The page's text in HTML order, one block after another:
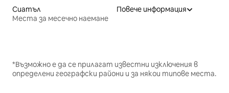
Сиатъл
Места за месечно наемане
Повече информация
*Възможно е да се прилагат известни изключения в
определени географски райони и за някои типове места.